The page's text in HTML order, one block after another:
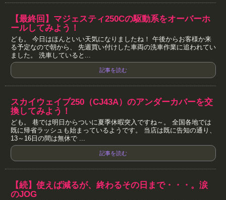
【最終回】マジェスティ250Cの駆動系をオーバーホ
ールしてみよう！
ども。 今日はほんといい天気になりましたね！ 午後からお客様か来
る予定なので朝から、 先週買い付けした車両の洗車作業に追われてい
ました。 洗車していると...
記事を読む
スカイウェイブ250（CJ43A）のアンダーカバーを交
換してみよう！
ども。 巷では明日からついに夏季休暇突入ですね～。 全国各地では
既に帰省ラッシュも始まっているようです。 当店は既に告知の通り、
13～16日の間は無休で ...
記事を読む
【続】使えば減るが、終わるその日まで・・・。涙
のJOG